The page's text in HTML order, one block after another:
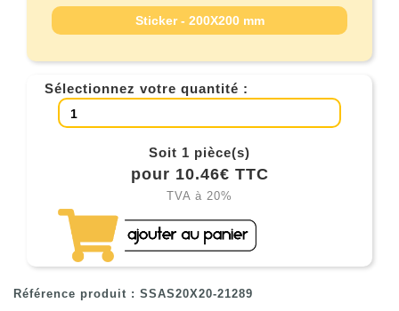
Sticker - 200X200 mm
Sélectionnez votre quantité :
Soit 1 pièce(s)
pour 10.46€ TTC
TVA à 20%
Référence produit : SSAS20X20-21289